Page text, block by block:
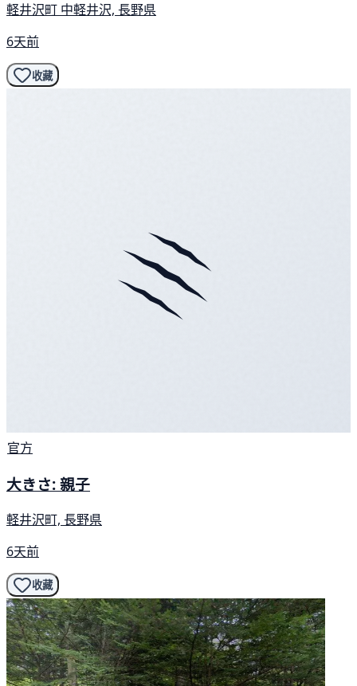
軽井沢町 中軽井沢, 長野県
6天前
收藏
官方
大きさ: 親子
軽井沢町, 長野県
6天前
收藏